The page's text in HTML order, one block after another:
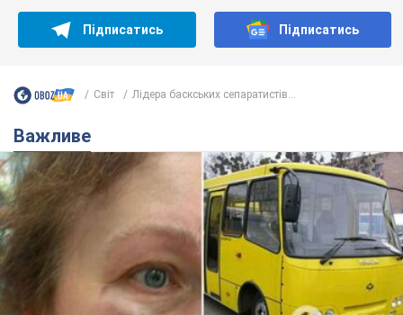
Підписатись Підписатись
Світ Лідера баскських сепаратистів...
Важливе